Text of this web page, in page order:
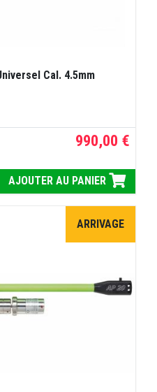
Cal. 4.5mm
990,00 €
AJOUTER AU PANIER
ARRIVAGE